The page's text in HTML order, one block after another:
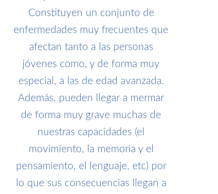
Constituyen un conjunto de
enfermedades muy frecuentes que
afectan tanto a las personas
jóvenes como, y de forma muy
especial, a las de edad avanzada.
Además, pueden llegar a mermar
de forma muy grave muchas de
nuestras capacidades (el
movimiento, la memoria y el
pensamiento, el lenguaje, etc) por
lo que sus consecuencias llegan a